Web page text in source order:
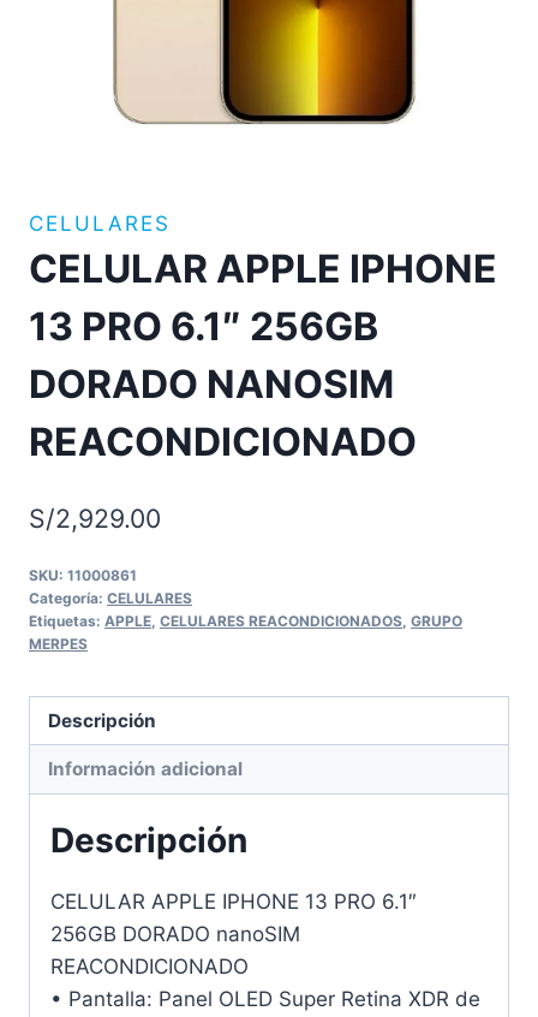
CELULARES
CELULAR APPLE IPHONE
13 PRO 6.1″ 256GB
DORADO NANOSIM
REACONDICIONADO
S/2,929.00
SKU: 11000861
Categoría: CELULARES
Etiquetas: APPLE CELULARES REACONDICIONADOS GRUPO
MERPES
Descripción
Información adicional
Descripción
CELULAR APPLE IPHONE 13 PRO 6.1″
256GB DORADO nanoSIM
REACONDICIONADO
• Pantalla: Panel OLED Super Retina XDR de